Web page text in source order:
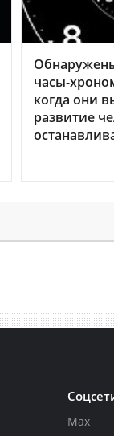
часы-
когда они
развитие
Max